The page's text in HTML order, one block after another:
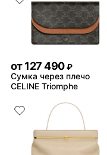
от127 490 ₽
Сумка через плечо
CELINE Triomphe